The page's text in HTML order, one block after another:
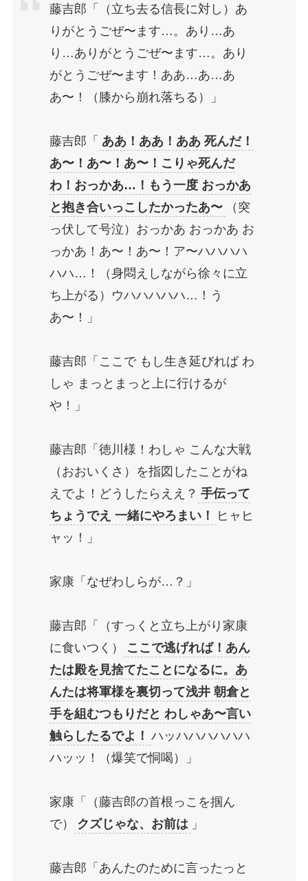
藤吉郎「（立ち去る信長に対し）あ
りがとうごぜ〜ます…。あり…あ
り…ありがとうごぜ〜ます…。あり
がとうごぜ〜ます！ああ…あ…あ
あ〜！（膝から崩れ落ちる）」
藤吉郎「 ああ！ああ！ああ 死んだ！
あ〜！あ〜！あ〜！こりゃ死んだ
わ！おっかあ…！もう一度 おっかあ
と抱き合いっこしたかったあ〜
（突
っ伏して号泣）おっかあ おっかあ お
っかあ！あ〜！あ〜！ア〜ハハハハ
ハハ…！（身悶えしながら徐々に立
ち上がる）ウハハハハハ…！う
あ〜！」
藤吉郎「ここで もし生き延びれば わ
しゃ まっとまっと上に行けるが
や！」
藤吉郎「徳川様！わしゃ こんな大戦
（おおいくさ）を指図したことがね
えでよ！どうしたらええ？ 手伝って
ちょうでえ 一緒にやろまい！
ヒャヒ
ャッ！」
家康「なぜわしらが…？」
藤吉郎「（すっくと立ち上がり家康
に食いつく）
ここで逃げれば！あん
たは殿を見捨てたことになるに。あ
んたは将軍様を裏切って浅井 朝倉と
手を組むつもりだと わしゃあ〜言い
触らしたるでよ！ ハッハハハハハハ
ハッッ！（爆笑で恫喝）」
家康「（藤吉郎の首根っこを掴ん
で）
クズじゃな、お前は 」
藤吉郎「あんたのために言ったっと